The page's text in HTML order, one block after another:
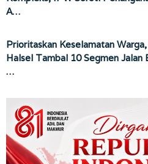
A…
Prioritaskan Keselamatan
Halsel Tambal 10 Segmen Jalan
…